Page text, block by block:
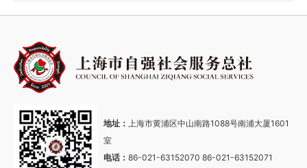
地址： 上海市黄浦区中山南路1088号南浦大厦1601
室
电话： 86-021-63152070 86-021-63152071